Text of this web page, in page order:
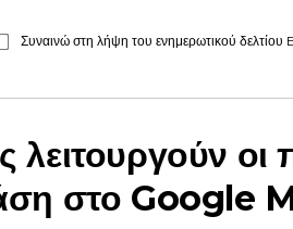
Συναινώ στη λήψη του ενημερωτικού
λειτουργούν οι
στο Google